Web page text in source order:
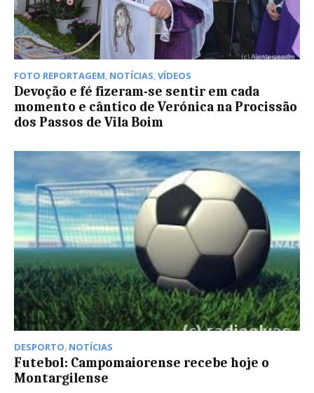
FOTO REPORTAGEM, NOTÍCIAS,VÍDEOS
Devoção e fé fizeram-se sentir em cada
momento e cântico de Verónica na Procissão
dos Passos de Vila Boim
DESPORTO, NOTÍCIAS
Futebol: Campomaiorense recebe hoje o
Montargilense